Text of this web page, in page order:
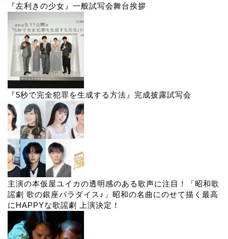
『左利きの少女』一般試写会舞台挨拶
『5秒で完全犯罪を生成する方法』完成披露試写会
主演の本仮屋ユイカの透明感のある歌声に注目！「昭和歌
謡劇 歌の銀座パラダイス♪」昭和の名曲にのせて描く最高
にHAPPYな歌謡劇 上演決定！